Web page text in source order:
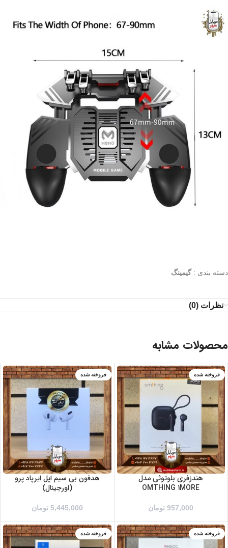
دسته بندی :گیمینگ
نظرات (0)
محصولات مشابه
فروخته شده
هندزفری بلوتوثی مدل
OMTHING 1MORE
957,000 تومان
فروخته شده
هدفون بی سیم اپل ایرپاد پرو
(اورجینال)
5,445,000 تومان
فروخته شده فروخته شده